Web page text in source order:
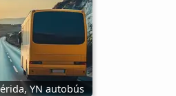
YN autobús